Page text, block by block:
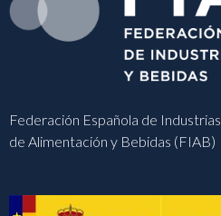
Federación Española de Industrias
de Alimentación y Bebidas (FIAB)